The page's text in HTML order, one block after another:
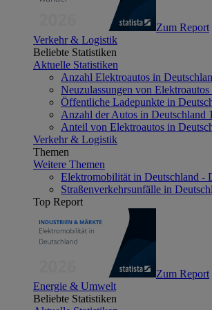
Zum Report
Verkehr & Logistik
Beliebte Statistiken
Aktuelle Statistiken
Anzahl Elektroautos in
Neuzulassungen von
Öffentliche Ladepunkte in
Anzahl der Autos in Deutschland
Anteil von Elektroautos in
Verkehr & Logistik
Themen
Weitere Themen
Elektromobilität in Deutschland -
Straßenverkehrsunfälle in
Top Report
Zum Report
Energie & Umwelt
Beliebte Statistiken